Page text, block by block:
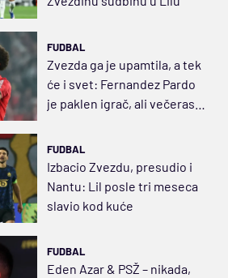
FUDBAL
Zvezda ga je upamtila, a tek
će i svet: Fernandez Pardo
je paklen igrač, ali večeras
FUDBAL
Izbacio Zvezdu, presudio i
Nantu: Lil posle tri meseca
slavio kod kuće
FUDBAL
Eden Azar & PSŽ – nikada,